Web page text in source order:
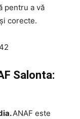
pentru a vă
corecte.
Salonta:
ANAF este